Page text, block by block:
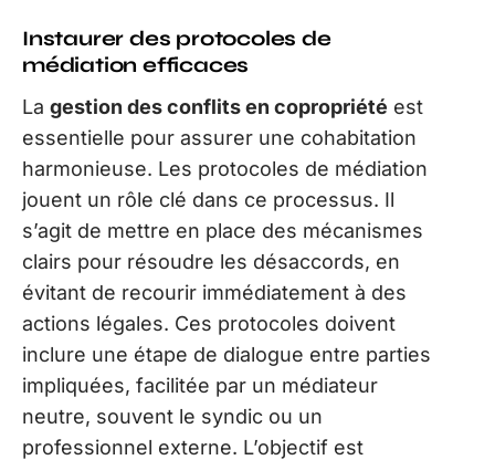
Instaurer des protocoles de
médiation efficaces
La gestion des conflits en copropriété est
essentielle pour assurer une cohabitation
harmonieuse. Les protocoles de médiation
jouent un rôle clé dans ce processus. Il
s’agit de mettre en place des mécanismes
clairs pour résoudre les désaccords, en
évitant de recourir immédiatement à des
actions légales. Ces protocoles doivent
inclure une étape de dialogue entre parties
impliquées, facilitée par un médiateur
neutre, souvent le syndic ou un
professionnel externe. L’objectif est